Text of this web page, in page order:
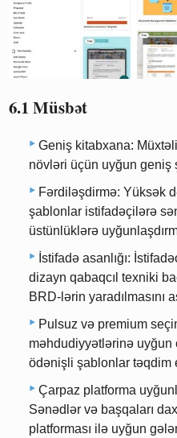
6.1 Müsbət
Geniş kitabxana:
növləri üçün uyğun geniş
Fərdiləşdirmə: Yüksək
şablonlar istifadəçilərə
üstünlüklərə
İstifadə asanlığı:
dizayn qabaqcıl texniki
BRD-lərin yaradılmasını
Pulsuz və premium
məhdudiyyətlərinə
ödənişli şablonlar təqdim
Çarpaz platforma
Sənədlər və başqaları
platforması ilə uyğun